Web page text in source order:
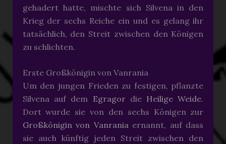
gehadert hatte, mischte sich Silvena in den
Krieg der sechs Reiche ein und es gelang ihr
tatsächlich, den Streit zwischen den Königen
zu schlichten.
Erste Großkönigin von Vanrania
Um den jungen Frieden zu festigen, pflanzte
Silvena auf dem Egragordie Heilige Weide.
Dort wurde sie von den sechs Königen zur
Großkönigin von Vanraniaernannt, auf dass
sie auch künftig jeden Streit zwischen den